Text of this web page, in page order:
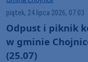
piątek, 24 lipca 2026, 07:03
Odpust i piknik
w gminie
(25.07)